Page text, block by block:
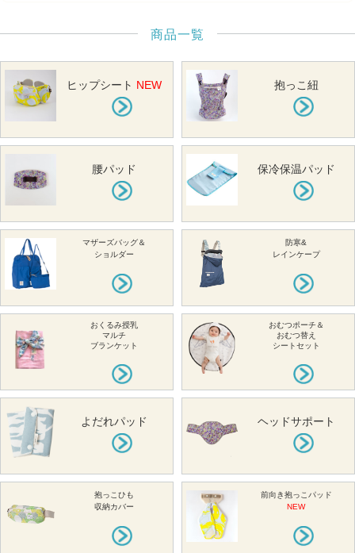
商品一覧
ヒップシート NEW 抱っこ紐
腰パッド 保冷保温パッド
マザーズバッグ＆
ショルダー
防寒&
レインケープ
おくるみ授乳
マルチ
ブランケット
おむつポーチ＆
おむつ替え
シートセット
よだれパッド ヘッドサポート
抱っこひも
収納カバー
前向き抱っこパッド
NEW